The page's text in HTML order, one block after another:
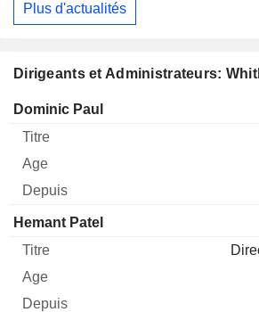
Plus d'actualités
Dirigeants et Administrateurs:
Dirigeant Titre
Dominic Paul
Hemant Patel